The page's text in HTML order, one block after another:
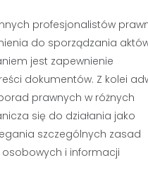
profesjonalistów
do sporządzania
jest zapewnienie
dokumentów. Z kolei
prawnych w różnych
się do działania jako
szczególnych zasad
i informacji